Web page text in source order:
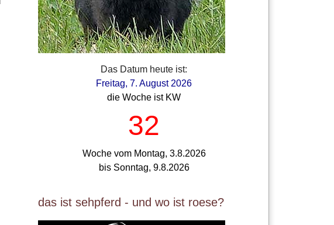
Das Datum heute ist:
Freitag, 7. August 2026
die Woche ist KW
32
Woche vom Montag, 3.8.2026
bis Sonntag, 9.8.2026
das ist sehpferd - und wo ist roese?